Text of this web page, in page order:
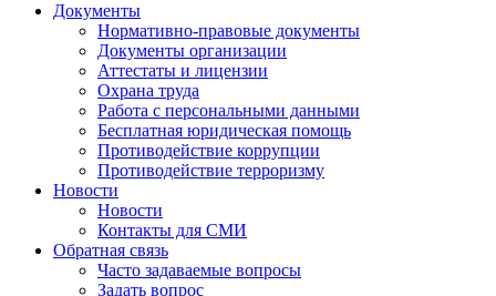
Документы
Нормативно-правовые документы
Документы организации
Аттестаты и лицензии
Охрана труда
Работа с персональными данными
Бесплатная юридическая помощь
Противодействие коррупции
Противодействие терроризму
Новости
Новости
Контакты для СМИ
Обратная связь
Часто задаваемые вопросы
Задать вопрос